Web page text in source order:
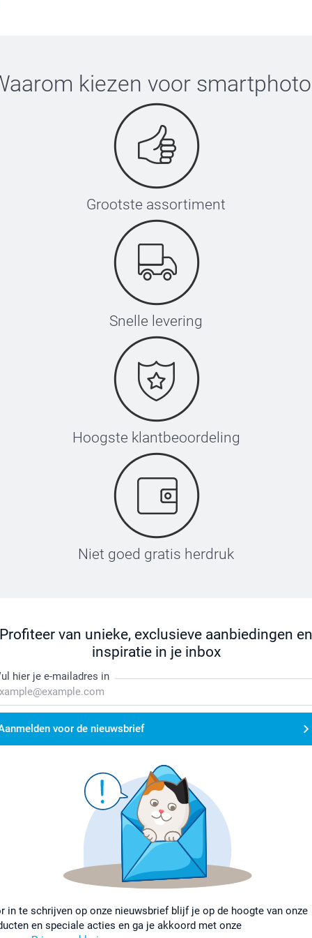
bent met je reisbeker. Heel veel
kiezen voor smartphoto
Grootste assortiment
Snelle levering
Hoogste klantbeoordeling
Niet goed gratis herdruk
Profiteer van unieke, exclusieve aanbiedingen en
inspiratie in je inbox
hier je e-mailadres in
voor de nieuwsbrief
in te schrijven op onze nieuwsbrief blijf je op de hoogte van onze
en speciale acties en ga je akkoord met onze